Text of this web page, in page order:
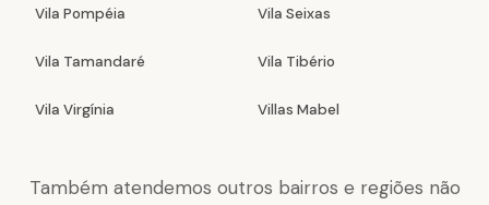
Vila Pompéia Vila Seixas
Vila Tamandaré Vila Tibério
Vila Virgínia Villas Mabel
Também atendemos outros bairros e regiões não